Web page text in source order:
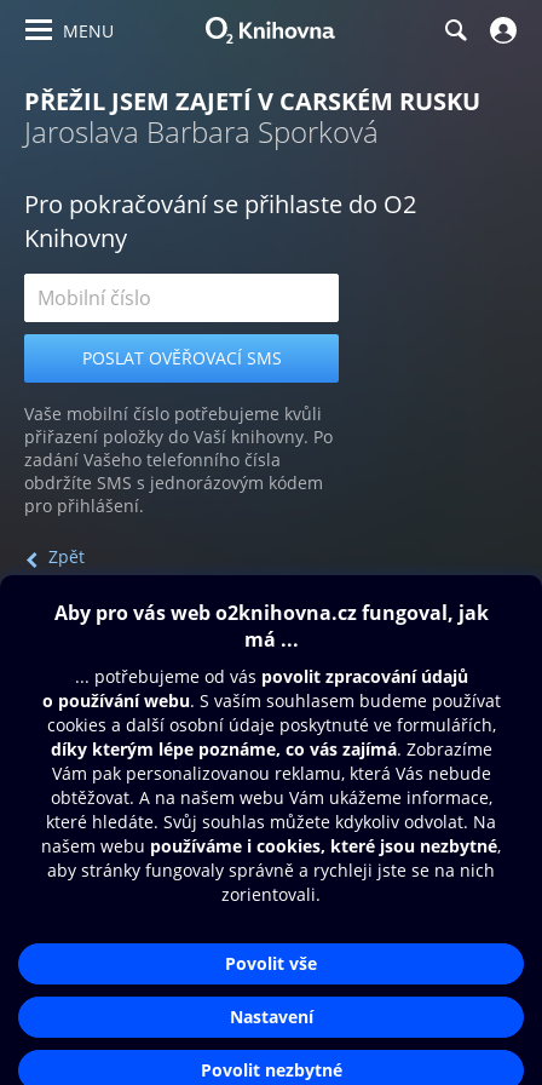
MENU
PŘEŽIL JSEM ZAJETÍ V CARSKÉM RUSKU
Jaroslava Barbara Sporková
Pro pokračování se přihlaste do O2
Knihovny
Vaše mobilní číslo potřebujeme kvůli
přiřazení položky do Vaší knihovny. Po
zadání Vašeho telefonního čísla
obdržíte SMS s jednorázovým kódem
pro přihlášení.
Zpět
Obsah ke stažení
Moje O2 Knihovna
Další zábava
© O2 Czech Republic a.s.
Přístupnost
Zásady zpracování osobních údajů
Nastavení cookies
Aplikace O2 Knihovna
Čti a poslouchej své e-knihy a
audioknihy rychleji a pohodlněji.